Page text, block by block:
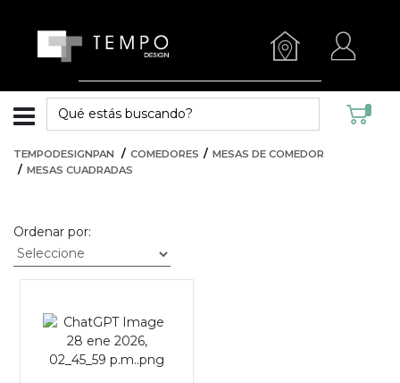
TEMPODESIGNPAN COMEDORES
MESAS DE COMEDOR
MESAS CUADRADAS
Ordenar por: